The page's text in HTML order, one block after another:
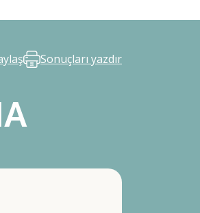
Sonuçları yazdır